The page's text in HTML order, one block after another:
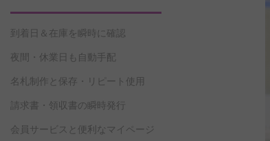
到着日＆在庫を瞬時に確認
夜間・休業日も自動手配
名札制作と保存・リピート使用
請求書・領収書の瞬時発行
会員サービスと便利なマイページ